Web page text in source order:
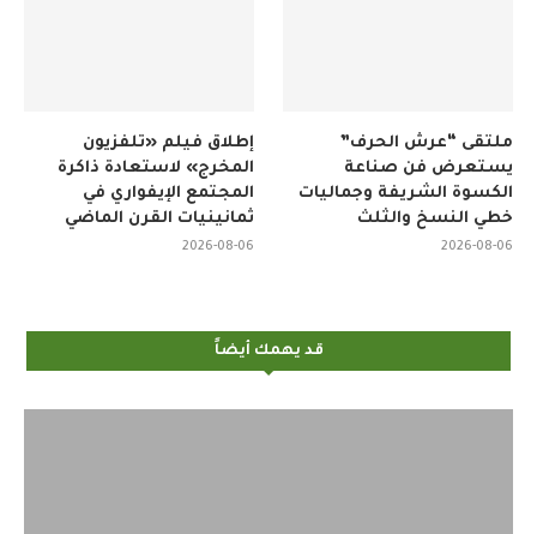
إطلاق فيلم «تلفزيون
المخرج» لاستعادة ذاكرة
المجتمع الإيفواري في
ثمانينيات القرن الماضي
2026-08-06
ملتقى “عرش الحرف”
يستعرض فن صناعة
الكسوة الشريفة وجماليات
خطي النسخ والثلث
2026-08-06
قد يهمك أيضاً